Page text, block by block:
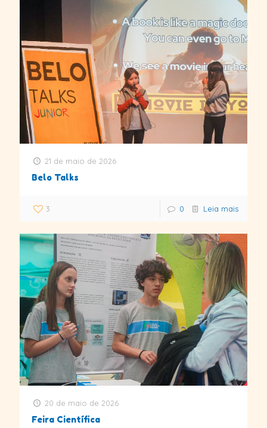
21 de maio de 2026
Belo Talks
3 0 Leia mais
20 de maio de 2026
Feira Científica